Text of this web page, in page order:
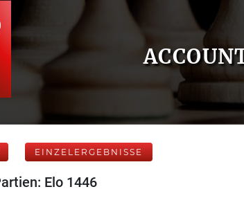
EINZELERGEBNISSE
Elo 1446